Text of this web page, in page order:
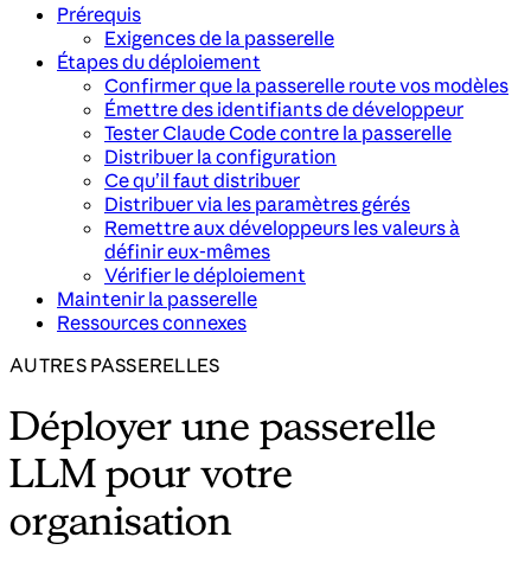
Prérequis
Exigences de la passerelle
Étapes du déploiement
Confirmer que la passerelle route vos modèles
Émettre des identifiants de développeur
Tester Claude Code contre la passerelle
Distribuer la configuration
Ce qu’il faut distribuer
Distribuer via les paramètres gérés
Remettre aux développeurs les valeurs à
définir eux-mêmes
Vérifier le déploiement
Maintenir la passerelle
Ressources connexes
AUTRES PASSERELLES
Déployer une passerelle
LLM pour votre
organisation